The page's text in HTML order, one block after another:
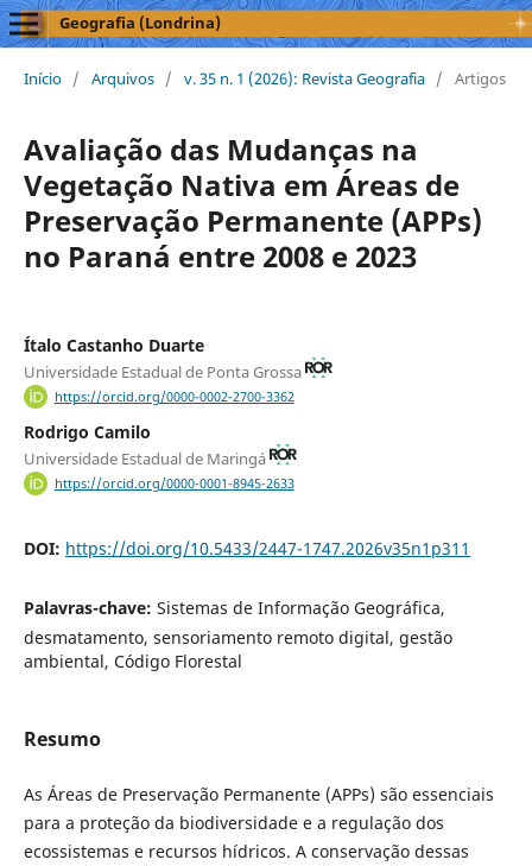
Geografia (Londrina)
Início / Arquivos / v. 35 n. 1 (2026): Revista Geografia / Artigos
Avaliação das Mudanças na
Vegetação Nativa em Áreas de
Preservação Permanente (APPs)
no Paraná entre 2008 e 2023
Ítalo Castanho Duarte
Universidade Estadual de Ponta Grossa
https://orcid.org/0000-0002-2700-3362
Rodrigo Camilo
Universidade Estadual de Maringá
https://orcid.org/0000-0001-8945-2633
DOI: https://doi.org/10.5433/2447-1747.2026v35n1p311
Palavras-chave: Sistemas de Informação Geográfica,
desmatamento, sensoriamento remoto digital, gestão
ambiental, Código Florestal
Resumo
As Áreas de Preservação Permanente (APPs) são essenciais
para a proteção da biodiversidade e a regulação dos
ecossistemas e recursos hídricos. A conservação dessas